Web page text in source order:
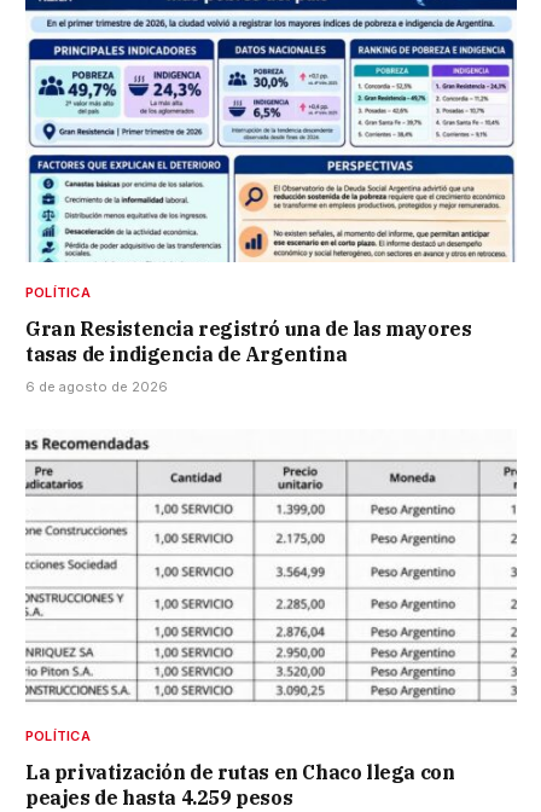
POLÍTICA
Gran Resistencia registró una de las mayores
tasas de indigencia de Argentina
6 de agosto de 2026
POLÍTICA
La privatización de rutas en Chaco llega con
peajes de hasta 4.259 pesos